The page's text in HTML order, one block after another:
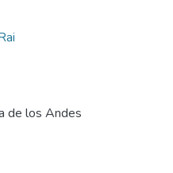
de los Andes